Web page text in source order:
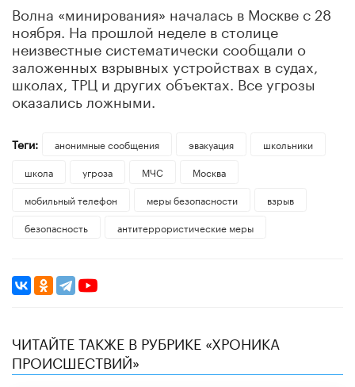
Волна «минирования» началась в Москве с 28
ноября. На прошлой неделе в столице
неизвестные систематически сообщали о
заложенных взрывных устройствах в судах,
школах, ТРЦ и других объектах. Все угрозы
оказались ложными.
Теги: анонимные сообщения эвакуация
школьники
школа
угроза МЧС
Москва
мобильный телефон
меры безопасности
взрыв
безопасность
антитеррористические меры
ЧИТАЙТЕ ТАКЖЕ В РУБРИКЕ «ХРОНИКА
ПРОИСШЕСТВИЙ»